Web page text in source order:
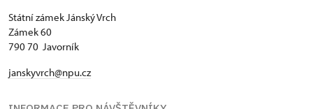
Státní zámek Jánský Vrch
Zámek 60
790 70 Javorník
janskyvrch@npu.cz